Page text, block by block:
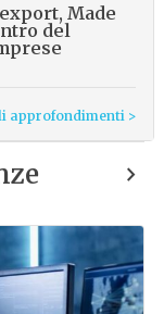
Made
del
approfondimenti >